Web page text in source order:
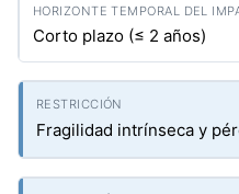
Corto plazo (≤ 2 años)
Fragilidad intrínseca y